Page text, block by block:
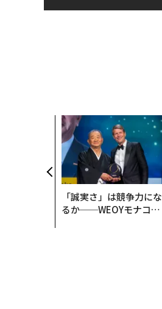
「誠実さ」は競争力にな
るか──WEOYモナコで